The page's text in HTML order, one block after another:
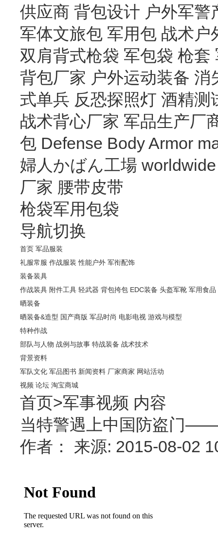
供应商 背包设计 户外军警
军体文旅包 军用包 战术户
双肩背式枪袋 军包袋 枪套
背包厂家 户外运动装备 消
式单兵 反恐探照灯 酒精测
战术背心厂家 军品生产厂
包 Defense Body Armor
婦人かばん工場 worldwide
厂家 腰带皮带
枪袋军用包袋
导航切换
首页 军品服装
礼服常服 作战服装 性能户外 军衔配饰
装备装具
作战装具 附件工具 轻武器 背包挎包 EDC装备 头盔军靴 军用食品
晒装备
晒装备&造型 国产商版 军品时尚 电影电视 游戏与模型
特种作战
部队与人物 战例与故事 特战装备 战术技术
背景资料
军队文化 军品图书 新闻资料 厂家商家 网站活动
视频 论坛 淘宝商城
首页>军事视频 内容
当特警遇上中国防盗门
作者： 来源: 2015-08-02